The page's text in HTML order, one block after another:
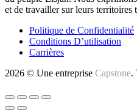
et de travailler sur leurs territoires
Politique de Confidentialité
Conditions D’utilisation
Carrières
2026 © Une entreprise Capstone.